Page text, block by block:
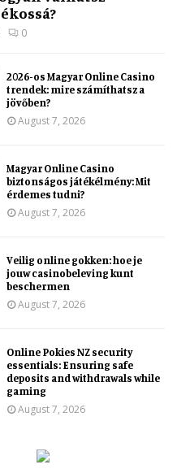
0
2026-os Magyar Online Casino
trendek: mire számíthatsz a
jövőben?
August 7, 2026
Magyar Online Casino
biztonságos játékélmény: Mit
érdemes tudni?
August 7, 2026
Veilig online gokken: hoe je
jouw casinobeleving kunt
beschermen
August 7, 2026
Online Pokies NZ security
essentials: Ensuring safe
deposits and withdrawals while
gaming
August 7, 2026